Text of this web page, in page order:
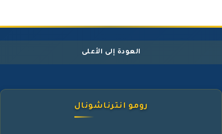
العودة إلى الأعلى
رومو انترناشونال